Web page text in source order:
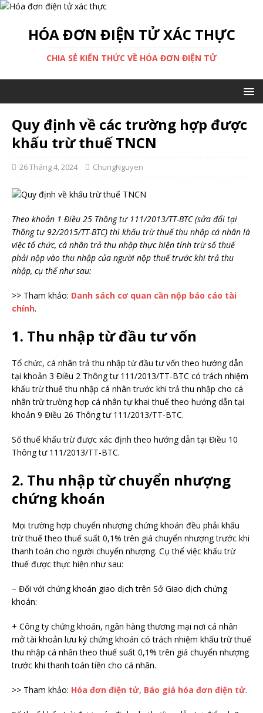
HÓA ĐƠN ĐIỆN TỬ XÁC THỰC
CHIA SẺ KIẾN THỨC VỀ HÓA ĐƠN ĐIỆN TỬ
Quy định về các trường hợp được
khấu trừ thuế TNCN
26 Tháng 4, 2024 ChungNguyen
Theo khoản 1 Điều 25 Thông tư 111/2013/TT-BTC (sửa đổi tại
Thông tư 92/2015/TT-BTC) thì khấu trừ thuế thu nhập cá nhân là
việc tổ chức, cá nhân trả thu nhập thực hiện tính trừ số thuế
phải nộp vào thu nhập của người nộp thuế trước khi trả thu
nhập, cụ thể như sau:
>> Tham khảo: Danh sách cơ quan cần nộp báo cáo tài
chính.
1. Thu nhập từ đầu tư vốn
Tổ chức, cá nhân trả thu nhập từ đầu tư vốn theo hướng dẫn
tại khoản 3 Điều 2 Thông tư 111/2013/TT-BTC có trách nhiệm
khấu trừ thuế thu nhập cá nhân trước khi trả thu nhập cho cá
nhân trừ trường hợp cá nhân tự khai thuế theo hướng dẫn tại
khoản 9 Điều 26 Thông tư 111/2013/TT-BTC.
Số thuế khấu trừ được xác định theo hướng dẫn tại Điều 10
Thông tư 111/2013/TT-BTC.
2. Thu nhập từ chuyển nhượng
chứng khoán
Mọi trường hợp chuyển nhượng chứng khoán đều phải khấu
trừ thuế theo thuế suất 0,1% trên giá chuyển nhượng trước khi
thanh toán cho người chuyển nhượng. Cụ thể việc khấu trừ
thuế được thực hiện như sau:
– Đối với chứng khoán giao dịch trên Sở Giao dịch chứng
khoán:
+ Công ty chứng khoán, ngân hàng thương mại nơi cá nhân
mở tài khoản lưu ký chứng khoán có trách nhiệm khấu trừ thuế
thu nhập cá nhân theo thuế suất 0,1% trên giá chuyển nhượng
trước khi thanh toán tiền cho cá nhân.
>> Tham khảo: Hóa đơn điện tử, Báo giá hóa đơn điện tử.